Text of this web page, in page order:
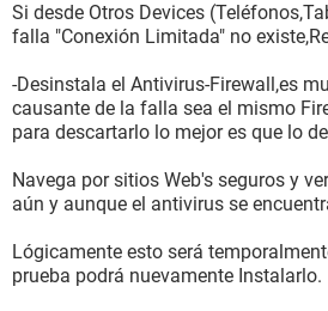
Si desde Otros Devices
falla "Conexión Limitada" no
-Desinstala el Antivirus-Firewall,es
causante de la falla sea el mismo
para descartarlo lo mejor es que lo
Navega por sitios Web's seguros y
aún y aunque el antivirus se
Lógicamente esto será
prueba podrá nuevamente Instalarlo.